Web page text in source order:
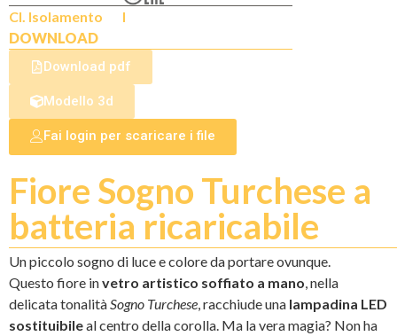
Cl. Isolamento
I
DOWNLOAD
Download pdf
Modello 3d
Fai login per scaricare i file
Fiore Sogno Turchese a
batteria ricaricabile
Un piccolo sogno di luce e colore da portare ovunque.
Questo fiore invetro artistico soffiato a mano , nella
delicata tonalità Sogno Turchese , racchiude una lampadina LED
sostituibileal centro della corolla. Ma la vera magia? Non ha